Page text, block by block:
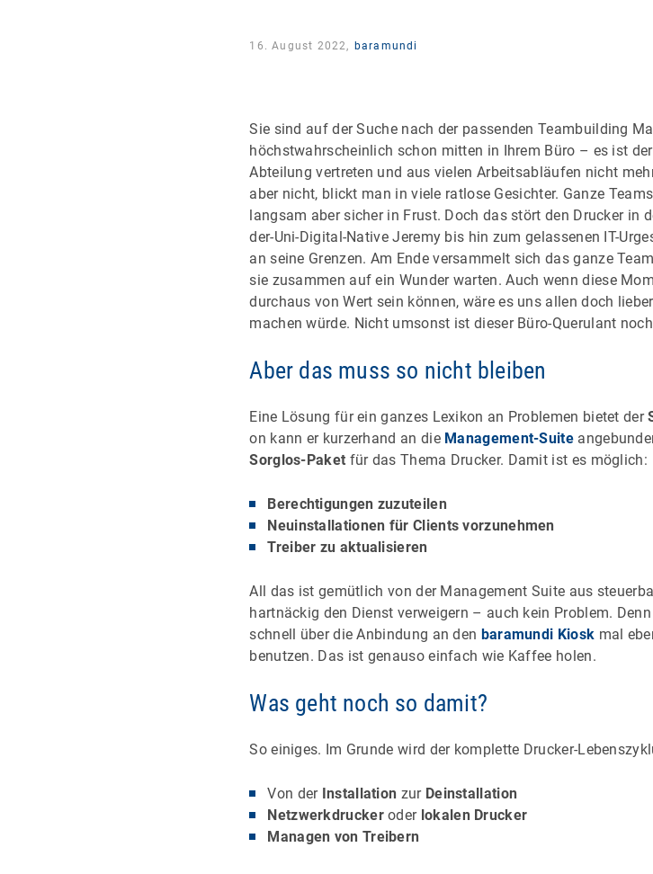
16. August 2022, baramundi
Sie sind auf der Suche nach der passenden Teambuilding
höchstwahrscheinlich schon mitten in Ihrem Büro – es ist der
Abteilung vertreten und aus vielen Arbeitsabläufen nicht
aber nicht, blickt man in viele ratlose Gesichter. Ganze
langsam aber sicher in Frust. Doch das stört den Drucker in
der-Uni-Digital-Native Jeremy bis hin zum gelassenen IT-
an seine Grenzen. Am Ende versammelt sich das ganze
sie zusammen auf ein Wunder warten. Auch wenn diese
durchaus von Wert sein können, wäre es uns allen doch
machen würde. Nicht umsonst ist dieser Büro-Querulant
Aber das muss so nicht bleiben
Eine Lösung für ein ganzes Lexikon an Problemen bietet der
on kann er kurzerhand an die Management-Suite
Sorglos-Paket für das Thema Drucker. Damit ist es möglich:
Berechtigungen zuzuteilen
Neuinstallationen für Clients vorzunehmen
Treiber zu aktualisieren
All das ist gemütlich von der Management Suite aus
hartnäckig den Dienst verweigern – auch kein Problem.
schnell über die Anbindung an den baramundi Kiosk mal
benutzen. Das ist genauso einfach wie Kaffee holen.
Was geht noch so damit?
So einiges. Im Grunde wird der komplette Drucker-
Von der Installation zur Deinstallation
Netzwerkdruckeroder lokalen Drucker
Managen von Treibern